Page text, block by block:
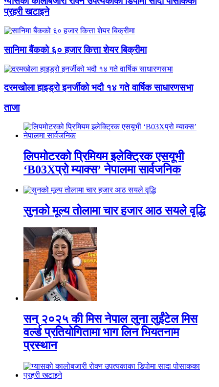
प्रहरी खटाइने
सानिमा बैंकको ६० हजार कित्ता शेयर बिक्रीमा
दरमखोला हाइड्रो इनर्जीको भदौ १४ गते वार्षिक साधारणसभा
ताजा
लिपमोटरको प्रिमियम इलेक्ट्रिक एसयूभी
‘B03Xप्रो म्याक्स’ नेपालमा सार्वजनिक
सुनको मूल्य तोलामा चार हजार आठ सयले वृद्धि
सन् २०२५ की मिस नेपाल लुना लुईंटेल मिस
वर्ल्ड प्रतियोगितामा भाग लिन भियतनाम
प्रस्थान